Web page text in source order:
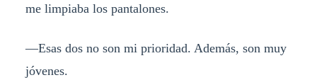
me limpiaba los pantalones.
—Esas dos no son mi prioridad. Además, son muy
jóvenes.